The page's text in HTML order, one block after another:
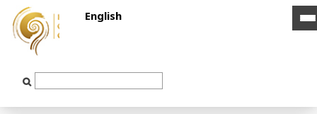
English
Input